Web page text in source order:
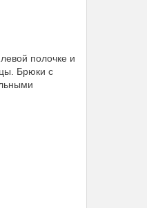
полочке и
Брюки с